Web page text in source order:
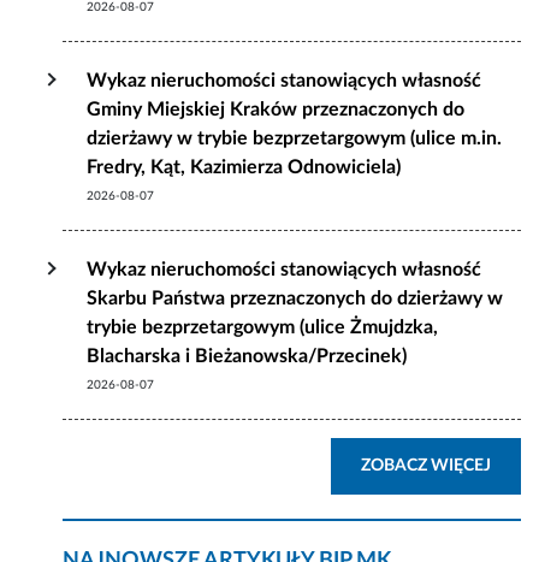
2026-08-07
Wykaz nieruchomości stanowiących własność
Gminy Miejskiej Kraków przeznaczonych do
dzierżawy w trybie bezprzetargowym (ulice m.in.
Fredry, Kąt, Kazimierza Odnowiciela)
2026-08-07
Wykaz nieruchomości stanowiących własność
Skarbu Państwa przeznaczonych do dzierżawy w
trybie bezprzetargowym (ulice Żmujdzka,
Blacharska i Bieżanowska/Przecinek)
2026-08-07
ZOBACZ WIĘCEJ